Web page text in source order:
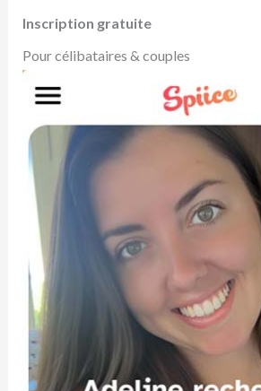
Inscription gratuite
Pour célibataires & couples